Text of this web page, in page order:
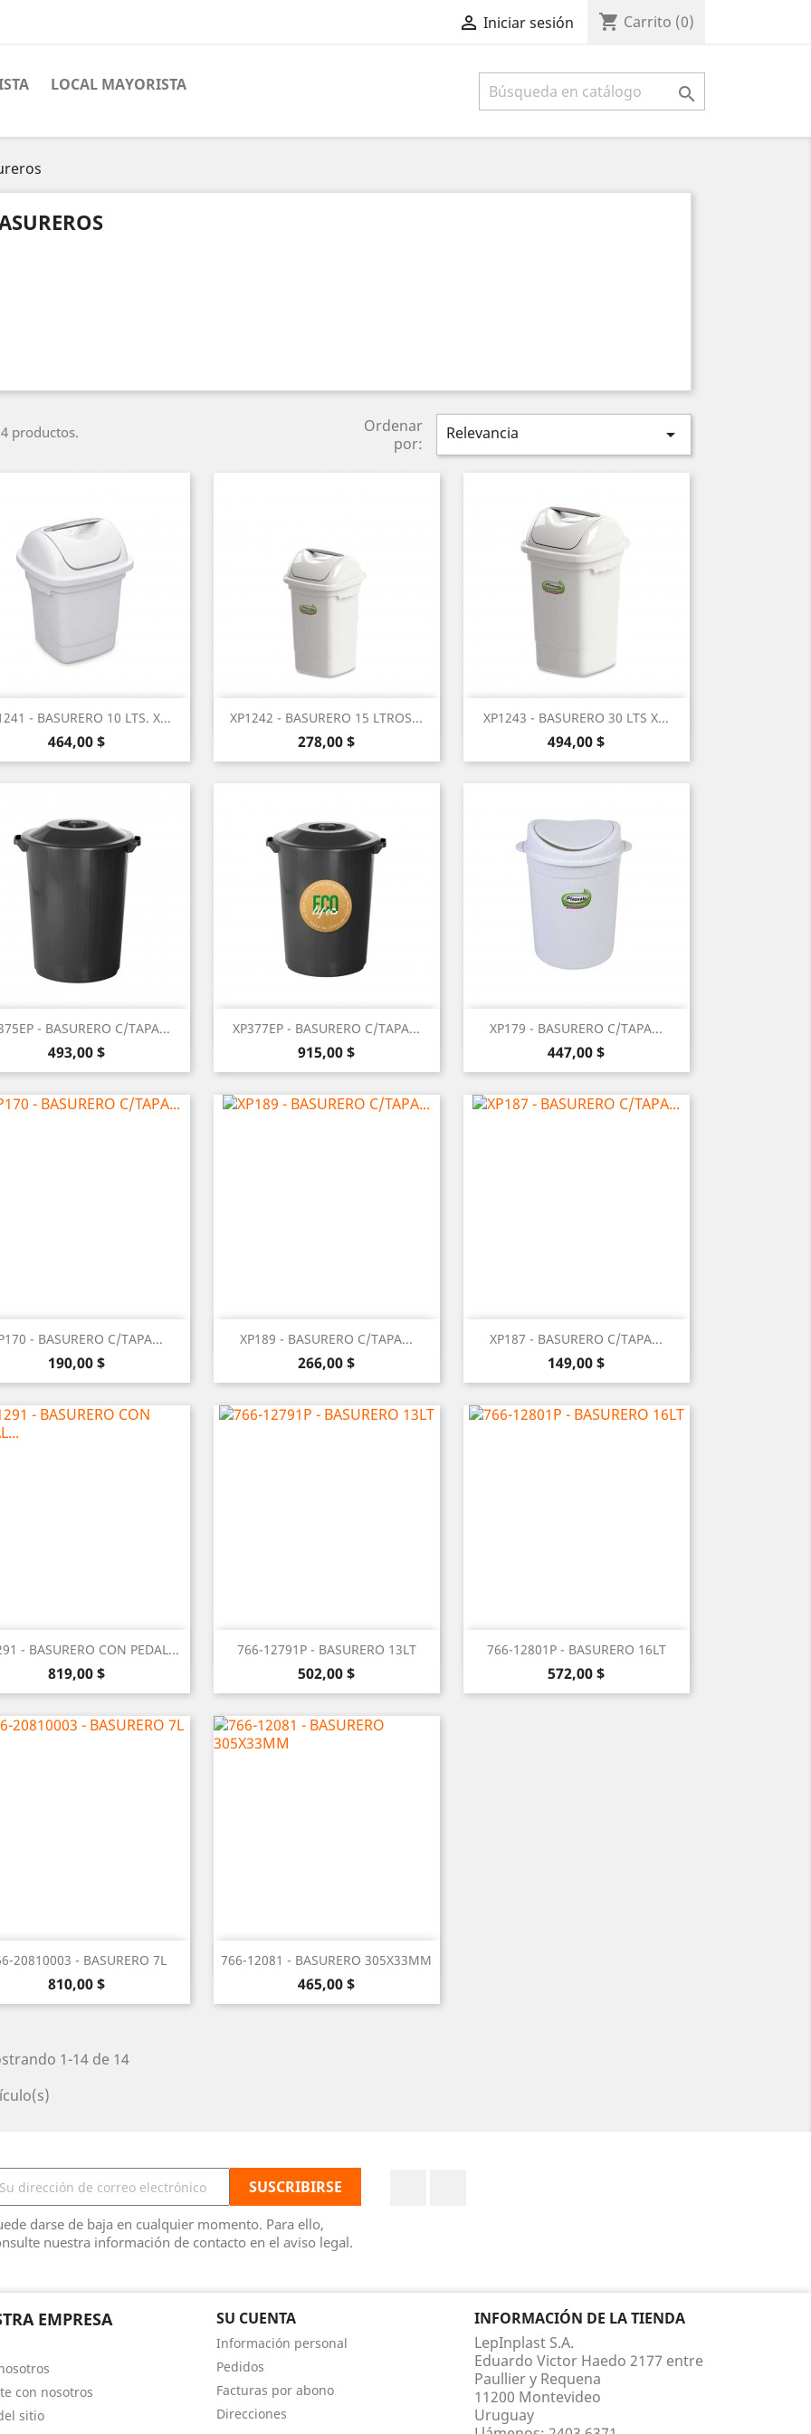
 Iniciar sesión shopping_cart Carrito (0)
LOCAL MAYORISTA 
productos.
Ordenar
por:
Relevancia 
- BASURERO 10 LTS. X...
Precio
464,00 $
Vista rápida XP1242 - BASURERO 15 LTROS...
Precio
278,00 $
Vista rápida XP1243 - BASURERO 30 LTS X...
Precio
494,00 $
Vista rápida
- BASURERO C/TAPA...
Precio
493,00 $
 Vista rápida XP377EP - BASURERO C/TAPA...
Precio
915,00 $
 Vista rápida XP179 - BASURERO C/TAPA...
Precio
447,00 $
Vista rápida
- BASURERO C/TAPA...
Precio
190,00 $
Vista rápida XP189 - BASURERO C/TAPA...
Precio
266,00 $
Vista rápida XP187 - BASURERO C/TAPA...
Precio
149,00 $
Vista rápida
- BASURERO CON PEDAL...
Precio
819,00 $
Vista rápida 766-12791P - BASURERO 13LT
Precio
502,00 $
Vista rápida 766-12801P - BASURERO 16LT
Precio
572,00 $
Vista rápida
20810003 - BASURERO 7L
Precio
810,00 $
Vista rápida 766-12081 - BASURERO 305X33MM
Precio
465,00 $
 Vista rápida
1-14 de 14
darse de baja en cualquier momento. Para ello,
nuestra información de contacto en el aviso legal.
EMPRESA
con nosotros
sitio
SU CUENTA
Información personal
Pedidos
Facturas por abono
Direcciones
INFORMACIÓN DE LA TIENDA
LepInplast S.A.
Eduardo Victor Haedo 2177 entre
Paullier y Requena
11200 Montevideo
Uruguay